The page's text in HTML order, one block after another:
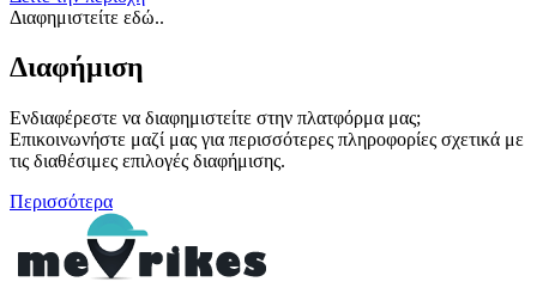
Διαφημιστείτε εδώ..
Διαφήμιση
Ενδιαφέρεστε να διαφημιστείτε στην πλατφόρμα μας;
Επικοινωνήστε μαζί μας για περισσότερες πληροφορίες σχετικά με
τις διαθέσιμες επιλογές διαφήμισης.
Περισσότερα